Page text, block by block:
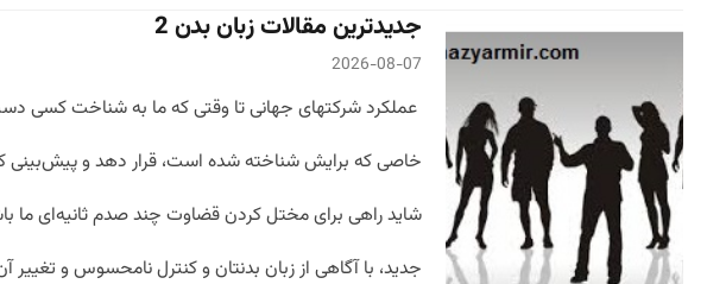
جدیدترین مقالات زبان بدن 2
2026-08-07
عملکرد شرکتهای جهانی تا وقتی که ما به شناخت کسی
خاصی که برایش شناخته شده است، قرار دهد و پیش‌بینی
شاید راهی برای مختل کردن قضاوت چند صدم ثانیه‌ای ما
جدید، با آگاهی از زبان بدنتان و کنترل نامحسوس و تغییر